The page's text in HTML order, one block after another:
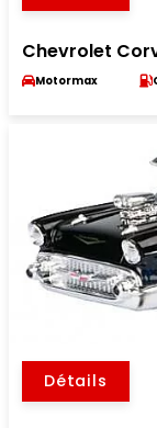
Chevrolet
Motormax
Détails